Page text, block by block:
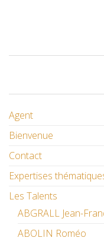
Agent
Bienvenue
Contact
Expertises
Les Talents
ABGRALL Jean-
ABOLIN Roméo